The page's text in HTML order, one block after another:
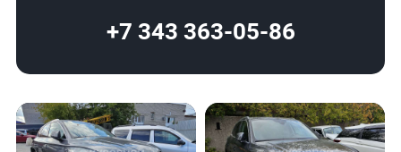
+7 343 363-05-86